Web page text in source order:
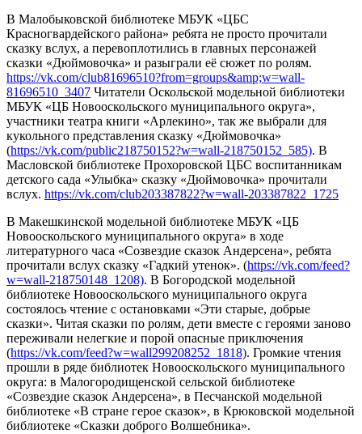
В Малобыковской библиотеке МБУК «ЦБС
Красногвардейского района» ребята не просто прочитали
сказку вслух, а перевоплотились в главных персонажей
сказки «Дюймовочка» и разыграли её сюжет по ролям.
https://vk.com/club81696510?from=groups&amp;w=wall-
81696510_3407 Читатели Оскольской модельной библиотеки
МБУК «ЦБ Новооскольского муниципального округа»,
участники театра книги «Арлекино», так же выбрали для
кукольного представления сказку «Дюймовочка»
(https://vk.com/public218750152?w=wall-218750152_585). В
Масловской библиотеке Прохоровской ЦБС воспитанникам
детского сада «Улыбка» сказку «Дюймовочка» прочитали
вслух. https://vk.com/club203387822?w=wall-203387822_1725
В Макешкинской модельной библиотеке МБУК «ЦБ
Новооскольского муниципального округа» в ходе
литературного часа «Созвездие сказок Андерсена», ребята
прочитали вслух сказку «Гадкий утенок». (https://vk.com/feed?
w=wall-218750148_1208). В Богородской модельной
библиотеке Новооскольского муниципального округа
состоялось чтение с остановками «Эти старые, добрые
сказки». Читая сказки по ролям, дети вместе с героями заново
переживали нелегкие и порой опасные приключения
(https://vk.com/feed?w=wall299208252_1818). Громкие чтения
прошли в ряде библиотек Новооскольского муниципального
округа: в Малогородищенской сельской библиотеке
«Созвездие сказок Андерсена», в Песчанской модельной
библиотеке «В стране герое сказок», в Крюковской модельной
библиотеке «Сказки доброго Волшебника».